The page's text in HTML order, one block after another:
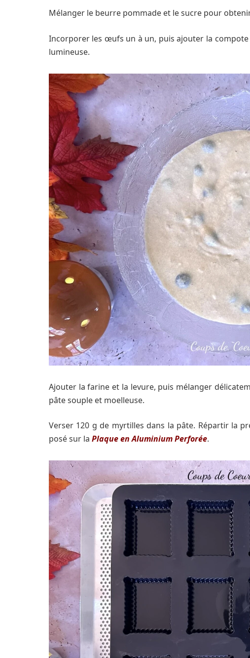
Mélanger le beurre pommade et le sucre pour
Incorporer les œufs un à un, puis ajouter la
lumineuse.
Ajouter la farine et la levure, puis mélanger
pâte souple et moelleuse.
Verser 120 g de myrtilles dans la pâte. Répartir la
posé sur la Plaque en Aluminium Perforée.